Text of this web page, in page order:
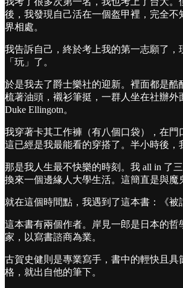
後，我發現自己活在一個盔甲裡，完全不
界相處。
我告訴自己，終於考上我的第一志願了，
「玩」了。
於是我去了爵士樂社的迎新。裡面都是酷
梳著油頭，襯衫筆挺，一群人坐在社辦外
Duke Ellingotn。
我穿著卡其工作褲（有八個口袋），在門
這已經是我最能看的穿搭了。半小時後，
那是我人生最不快樂的時刻。我 all in 了
換來一個邊緣人大學生活。這簡直是與魔
就在這個時間點，我遇到了這本書：《被
這本書有兩個作者。岸見一郎是日本的哲
家，以寫書諮商為業。
古賀史健則是專業寫手，書中的輕快且具
格，就出自他的筆下。